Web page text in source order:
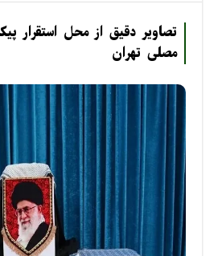
تصاویر دقیق از محل استقرار
مصلی تهران